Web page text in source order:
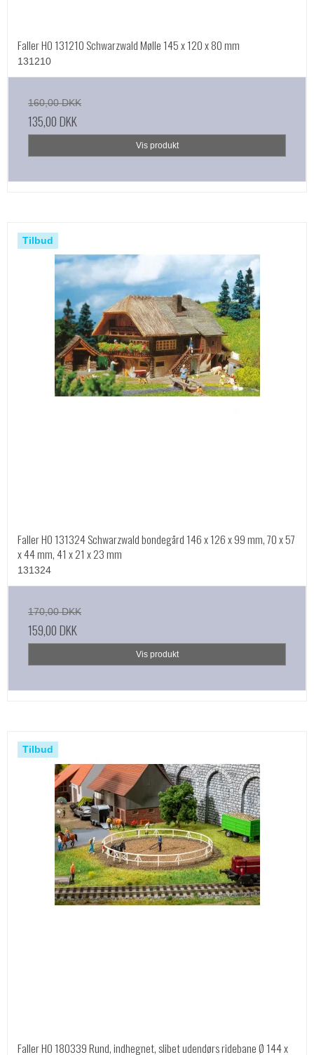
Faller HO 131210 Schwarzwald Mølle 145 x 120 x 80 mm
131210
160,00 DKK
135,00 DKK
Vis produkt
Tilbud
Faller HO 131324 Schwarzwald bondegård 146 x 126 x 99 mm, 70 x 57
x 44 mm, 41 x 21 x 23 mm
131324
170,00 DKK
159,00 DKK
Vis produkt
Tilbud
Faller HO 180339 Rund, indhegnet, slibet udendørs ridebane Ø 144 x